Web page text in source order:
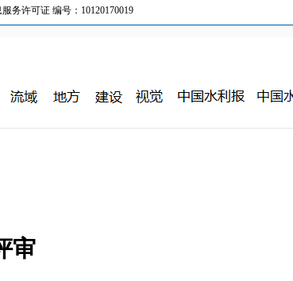
务许可证 编号：10120170019
审